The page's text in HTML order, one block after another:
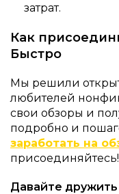
затрат.
Как
Быстро
Мы решили
любителей
свои обзоры и
подробно и
заработать на
присоединяйтесь!
Давайте дружить